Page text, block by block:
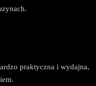
praktyczna i wydajna,